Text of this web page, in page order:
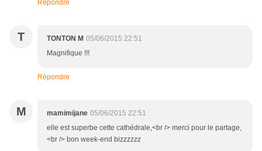
Répondre
T TONTON M 05/06/2015 22:51
Magnifique !!!
Répondre
M mamimijane 05/06/2015 22:51
elle est superbe cette cathédrale,<br /> merci pour le partage,
<br /> bon week-end bizzzzzz